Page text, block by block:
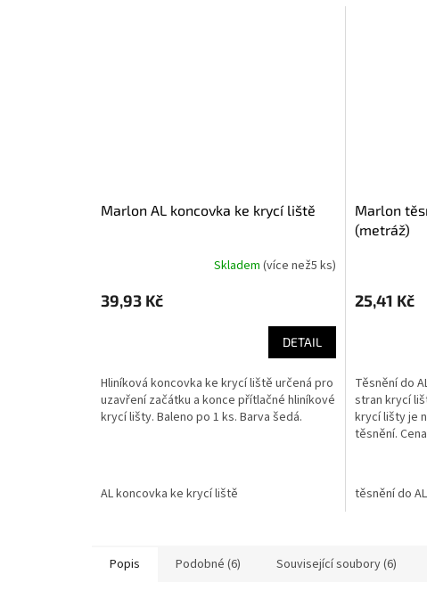
Marlon AL koncovka ke krycí liště
Skladem (více než5 ks)
39,93 Kč
DETAIL
Hliníková koncovka ke krycí liště určená pro
uzavření začátku a konce přítlačné hliníkové
krycí lišty. Baleno po 1 ks. Barva šedá.
AL koncovka ke krycí liště
Marlon těsnění do AL krycí lišty
(metráž)
25,41 Kč
Těsnění do
stran krycí
krycí lišty je
těsnění.
těsnění do
Popis Podobné (6) Související soubory (6)